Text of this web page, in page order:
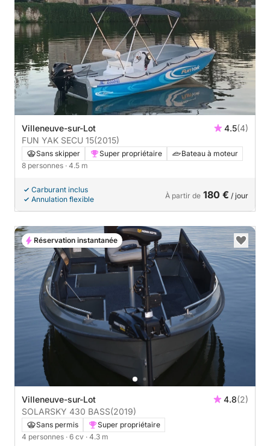
Villeneuve-sur-Lot 4.5(4)
FUN YAK SECU 15(2015)
Sans skipper Super propriétaire
Bateau à moteur
8 personnes · 4.5 m
Carburant inclus
Annulation flexible
À partir de 180 € / jour
Villeneuve-sur-Lot 4.8(2)
SOLARSKY 430 BASS(2019)
Sans permis
Super propriétaire
4 personnes · 6 cv · 4.3 m
Réservation instantanée